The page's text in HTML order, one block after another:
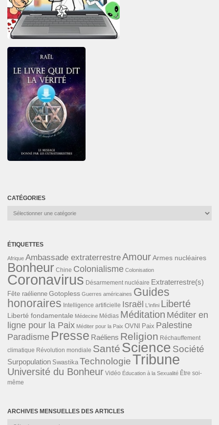
CATÉGORIES
Catégories
ÉTIQUETTES
Afrique Ambassade extraterrestreAmourArmes nucléaires
Bonheur Chine Colonialisme Colonisation
Coronavirus Désarmement nucléaire Extraterrestre(s)
Fête raélienne Gotopless Guerres américaines Guides
honoraires Intelligence artificielle Israël L'infini Liberté
Liberté fondamentale Médecine Médias Méditation Méditer en
ligne pour la Paix Méditer pour la Paix OVNI Paix Palestine
Paradisme Presse Raéliens Religion Réchauffement
climatique Révolution mondiale Santé Science Société
Surpopulation Swastika TechnologieTribune
Université du Bonheur Vidéo Éducation à la Sexualité Être soi-
même
ARCHIVES MENSUELLES DES ARTICLES
Archives